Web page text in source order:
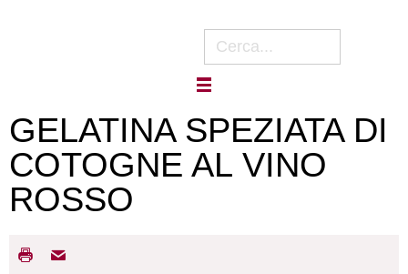
GELATINA SPEZIATA DI
COTOGNE AL VINO
ROSSO